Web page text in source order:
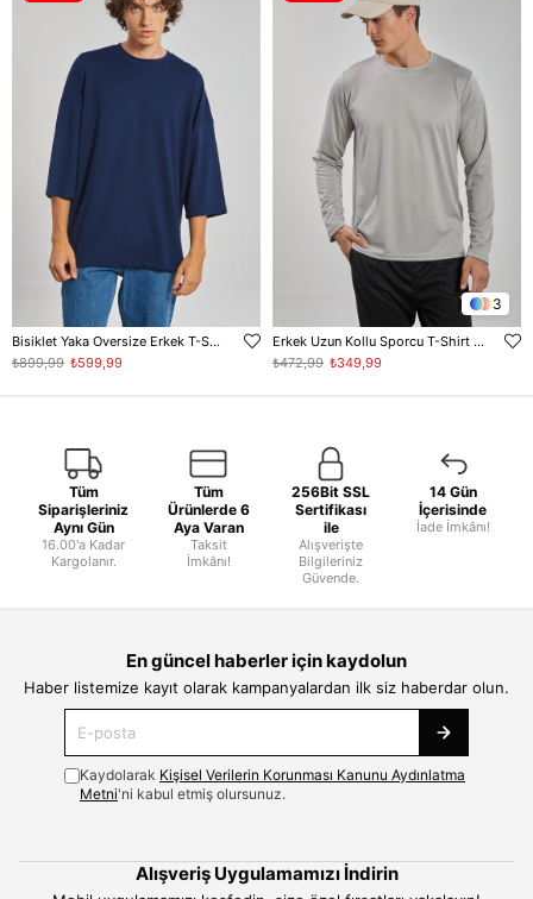
Bisiklet Yaka Oversize Erkek T-Shirt - Lacivert
₺599,99
₺899,99
3
Erkek Uzun Kollu Sporcu T-Shirt - Gri
₺349,99
₺472,99
Tüm
Siparişleriniz
Aynı Gün
16.00'a Kadar
Kargolanır.
Tüm
Ürünlerde 6
Aya Varan
Taksit
İmkânı!
256Bit SSL
Sertifikası
ile
Alışverişte
Bilgileriniz
Güvende.
14 Gün
İçerisinde
İade İmkânı!
En güncel haberler için kaydolun
Haber listemize kayıt olarak kampanyalardan ilk siz haberdar olun.
Kaydolarak Kişisel Verilerin Korunması Kanunu Aydınlatma
Metni'ni kabul etmiş olursunuz.
Alışveriş Uygulamamızı İndirin